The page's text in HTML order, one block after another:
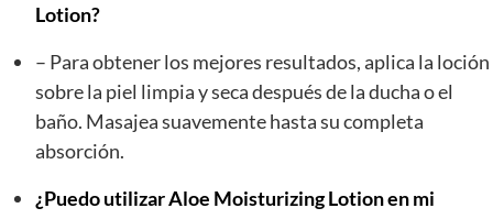
Lotion?
– Para obtener los mejores resultados, aplica la loción
sobre la piel limpia y seca después de la ducha o el
baño. Masajea suavemente hasta su completa
absorción.
¿Puedo utilizar Aloe Moisturizing Lotion en mi